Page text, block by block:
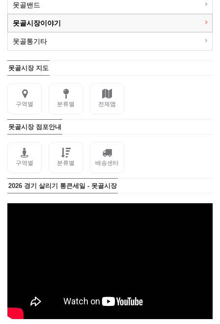
못골밴드
못골시장이야기
못골통기타
못골시장 지도
구역별 분류별 전체맵
못골시장 점포안내
구역별 분류별 배송센터
2026 경기 살리기 통큰세일 - 못골시장